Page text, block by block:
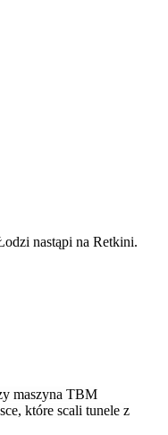
nastąpi na Retkini.
maszyna TBM
które scali tunele z